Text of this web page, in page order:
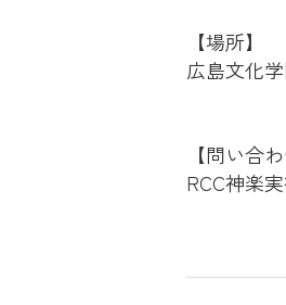
【場所】
広島文化
【問い合わ
RCC神楽